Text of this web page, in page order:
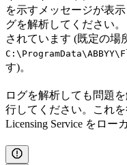
を示すメッセージが表
グを解析してください
されています (既定の場
す)。
ログを解析しても問題
行してください。これ
Licensing Service をロー